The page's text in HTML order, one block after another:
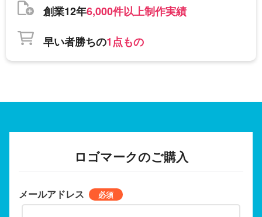
創業12年6,000件以上制作実績
早い者勝ちの1点もの
ロゴマークのご購入
メールアドレス